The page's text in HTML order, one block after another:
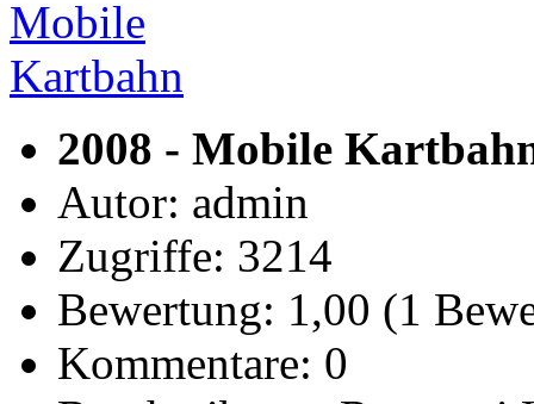
2008 - Mobile
Autor: admin
Zugriffe: 3214
Bewertung: 1,00 (1
Kommentare: 0